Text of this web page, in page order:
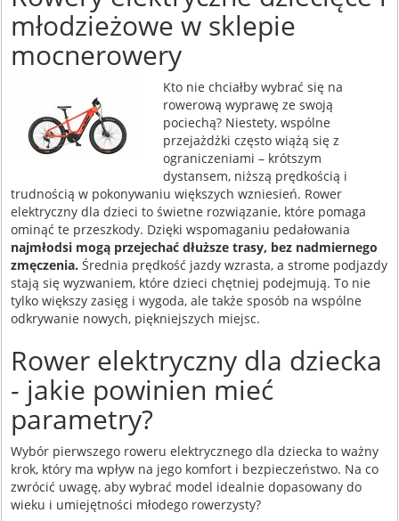
młodzieżowe w sklepie
mocnerowery
Kto nie chciałby wybrać się na
rowerową wyprawę ze swoją
pociechą? Niestety, wspólne
przejażdżki często wiążą się z
ograniczeniami – krótszym
dystansem, niższą prędkością i
trudnością w pokonywaniu większych wzniesień. Rower
elektryczny dla dzieci to świetne rozwiązanie, które pomaga
ominąć te przeszkody. Dzięki wspomaganiu pedałowania
najmłodsi mogą przejechać dłuższe trasy, bez nadmiernego
zmęczenia. Średnia prędkość jazdy wzrasta, a strome podjazdy
stają się wyzwaniem, które dzieci chętniej podejmują. To nie
tylko większy zasięg i wygoda, ale także sposób na wspólne
odkrywanie nowych, piękniejszych miejsc.
Rower elektryczny dla dziecka
- jakie powinien mieć
parametry?
Wybór pierwszego roweru elektrycznego dla dziecka to ważny
krok, który ma wpływ na jego komfort i bezpieczeństwo. Na co
zwrócić uwagę, aby wybrać model idealnie dopasowany do
wieku i umiejętności młodego rowerzysty?